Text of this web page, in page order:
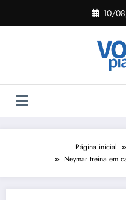
o
10/
Página inicial
Neymar treina em